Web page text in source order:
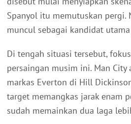
Spanyol itu memutuskan pergi.
muncul sebagai kandidat
Di tengah situasi tersebut,
persaingan musim ini. Man City
markas Everton di Hill
target memangkas jarak enam
sudah memainkan dua laga